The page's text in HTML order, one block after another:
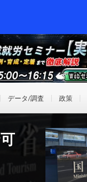
データ/調査 政策